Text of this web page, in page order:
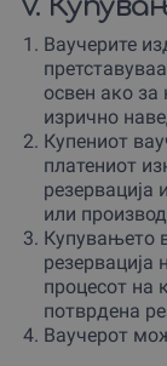
V.
Ваучерите
освен ако за
изрично
Купениот
платениот
или
Купувањето
резервација
процесот на
потврдена
Ваучерот